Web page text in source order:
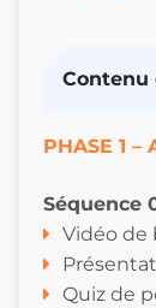
Contenu
PHASE 1 –
Séquence
Vidéo de
Quiz de